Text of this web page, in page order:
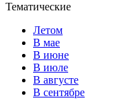
Тематические
Летом
В мае
В июне
В июле
В августе
В сентябре